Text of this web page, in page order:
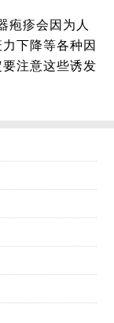
疱疹会因为人
下降等各种因
注意这些诱发